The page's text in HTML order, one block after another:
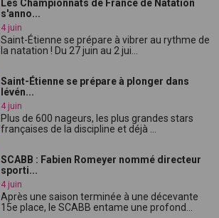
Les Championnats de France de Natation
s'anno...
4 juin
Saint-Étienne se prépare à vibrer au rythme de
la natation ! Du 27 juin au 2 jui...
Saint-Étienne se prépare à plonger dans
lévén...
4 juin
Plus de 600 nageurs, les plus grandes stars
françaises de la discipline et déjà ...
SCABB : Fabien Romeyer nommé directeur
sporti...
4 juin
Après une saison terminée à une décevante
15e place, le SCABB entame une profond...